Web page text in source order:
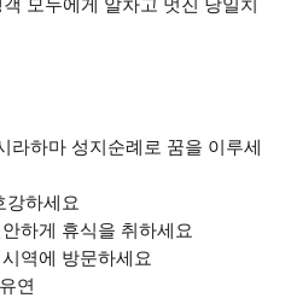
라하마 성지순례로 꿈을 이루세
강하세요
하게 휴식을 취하세요
역에 방문하세요
연